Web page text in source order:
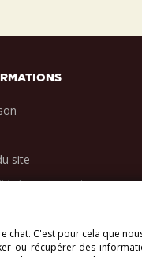
site
des paiements
C'est pour cela que
ou récupérer des